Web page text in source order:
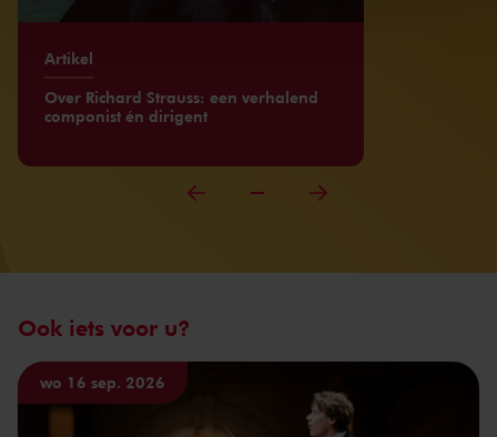
Artikel
Over Richard Strauss: een verhalend
componist én dirigent
Ook iets voor u?
wo 16 sep. 2026